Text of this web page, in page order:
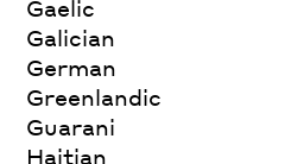
Gaelic
Galician
German
Greenlandic
Guarani
Haitian